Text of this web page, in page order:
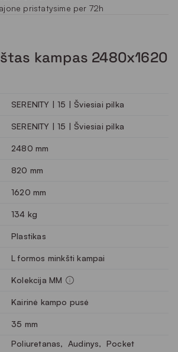
pristatysime per 72h
kampas 2480x1620
SERENITY | 15 | Šviesiai pilka
SERENITY | 15 | Šviesiai pilka
2480 mm
820 mm
1620 mm
134 kg
Plastikas
L formos minkšti kampai
Kolekcija MM
Kairinė kampo pusė
35 mm
Poliuretanas, Audinys, Pocket